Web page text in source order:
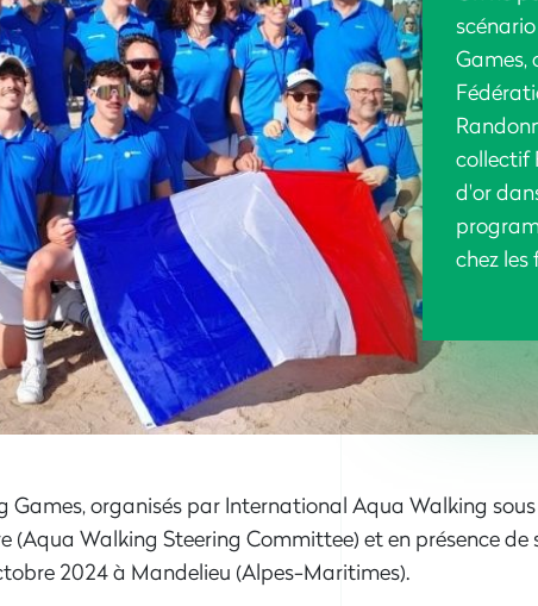
Games,
collectif
d'or
chez les
organisés par International Aqua Walking
(Aqua Walking Steering Committee) et en présence de
2024 à Mandelieu (Alpes-Maritimes).